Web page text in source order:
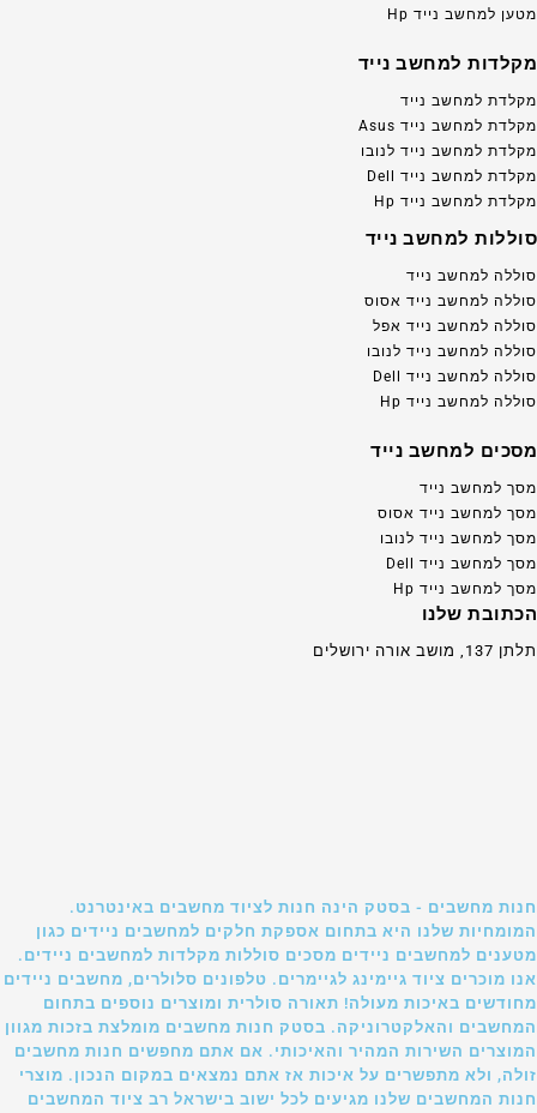
מטען למחשב נייד Hp
מקלדות למחשב נייד
מקלדת למחשב נייד
מקלדת למחשב נייד Asus
מקלדת למחשב נייד לנובו
מקלדת למחשב נייד Dell
מקלדת למחשב נייד Hp
סוללות למחשב נייד
סוללה למחשב נייד
סוללה למחשב נייד אסוס
סוללה למחשב נייד אפל
סוללה למחשב נייד לנובו
סוללה למחשב נייד Dell
סוללה למחשב נייד Hp
מסכים למחשב נייד
מסך למחשב נייד
מסך למחשב נייד אסוס
מסך למחשב נייד לנובו
מסך למחשב נייד Dell
מסך למחשב נייד Hp
הכתובת שלנו
תלתן 137, מושב אורה ירושלים
חנות מחשבים - בסטק הינה חנות לציוד מחשבים באינטרנט.
המומחיות שלנו היא בתחום אספקת חלקים למחשבים ניידים כגון
מטענים למחשבים ניידים מסכים סוללות מקלדות למחשבים ניידים.
אנו מוכרים ציוד גיימינג לגיימרים. טלפונים סלולרים, מחשבים ניידים
מחודשים באיכות מעולה! תאורה סולרית ומוצרים נוספים בתחום
המחשבים והאלקטרוניקה. בסטק חנות מחשבים מומלצת בזכות מגוון
המוצרים השירות המהיר והאיכותי. אם אתם מחפשים חנות מחשבים
זולה, ולא מתפשרים על איכות אז אתם נמצאים במקום הנכון. מוצרי
חנות המחשבים שלנו מגיעים לכל ישוב בישראל רב ציוד המחשבים